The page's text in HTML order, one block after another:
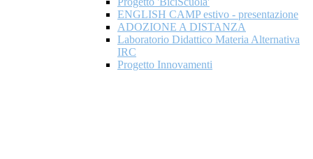
ENGLISH CAMP estivo - presentazione
ADOZIONE A DISTANZA
Laboratorio Didattico Materia Alternativa
IRC
Progetto Innovamenti